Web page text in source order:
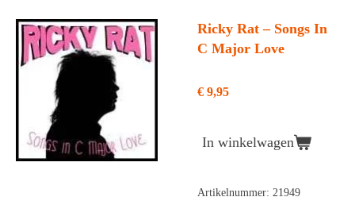
Ricky Rat ‎– Songs In
C Major Love
€ 9,95
In winkelwagen
Artikelnummer: 21949